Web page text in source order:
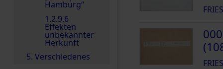
Hamburg“
1.2.9.6
Effekten
unbekannter
Herkunft
5. Verschiedenes